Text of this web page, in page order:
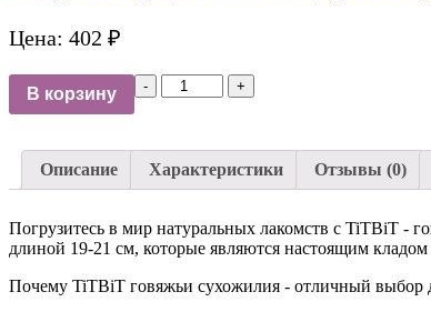
Цена: 402 ₽
В корзину
количество
TiTBiT
собак
Сухожилия
95г
Описание Характеристики Отзывы (0)
Погрузитесь в мир натуральных лакомств с TiTBiT -
длиной 19-21 см, которые являются настоящим
Почему TiTBiT говяжьи сухожилия - отличный выбор